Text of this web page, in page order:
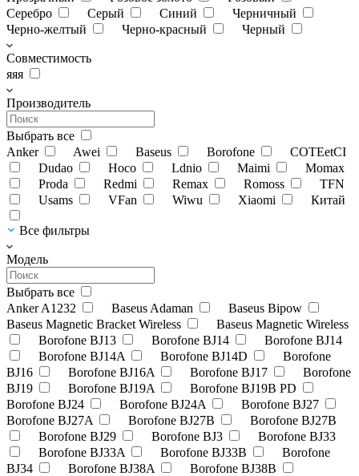
Серебро
Серый Синий
Черничный
Черно-желтый
Черно-красный Черный
Совместимость
яяя
Производитель
Выбрать все
Anker
Awei Baseus Borofone
COTEetCI
Dudao
Hoco Ldnio Maimi
Momax
Proda
Redmi Remax Romoss
TFN
Usams
VFan Wiwu Xiaomi Китай
Все фильтры
Модель
Выбрать все
Anker A1232
Baseus Adaman
Baseus Bipow
Baseus Magnetic Bracket Wireless
Baseus Magnetic Wireless
Borofone BJ13
Borofone BJ14
Borofone BJ14
Borofone BJ14A
Borofone BJ14D
Borofone
BJ16
Borofone BJ16A Borofone BJ17
Borofone
BJ19
Borofone BJ19A
Borofone BJ19B PD
Borofone BJ24
Borofone BJ24A
Borofone BJ27
Borofone BJ27A
Borofone BJ27B
Borofone BJ27B
Borofone BJ29
Borofone BJ3
Borofone BJ33
Borofone BJ33A
Borofone BJ33B
Borofone
BJ34
Borofone BJ38A
Borofone BJ38B